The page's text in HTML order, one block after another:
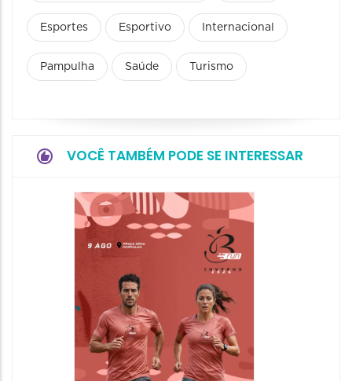
Esportes Esportivo Internacional
Pampulha Saúde Turismo
VOCÊ TAMBÉM PODE SE INTERESSAR